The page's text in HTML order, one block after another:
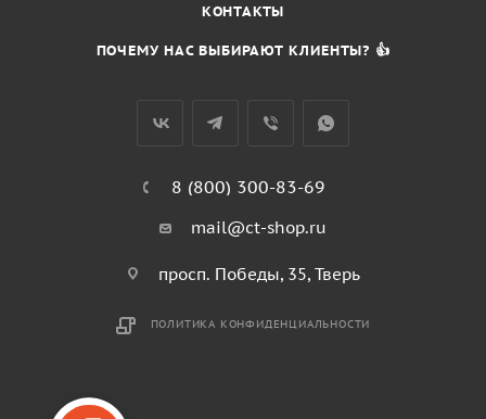
КОНТАКТЫ
ПОЧЕМУ НАС ВЫБИРАЮТ КЛИЕНТЫ? 👍
8 (800) 300-83-69
mail@ct-shop.ru
просп. Победы, 35, Тверь
ПОЛИТИКА КОНФИДЕНЦИАЛЬНОСТИ